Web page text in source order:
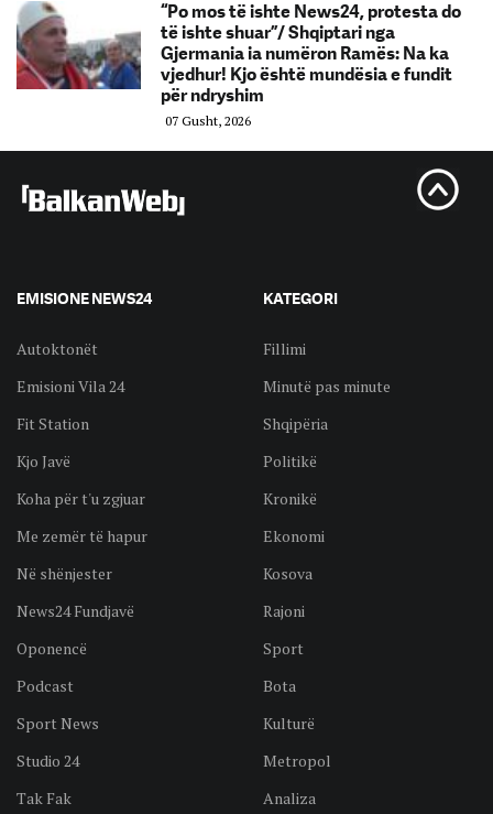
“Po mos të ishte News24, protesta do
të ishte shuar”/ Shqiptari nga
Gjermania ia numëron Ramës: Na ka
vjedhur! Kjo është mundësia e fundit
për ndryshim
07 Gusht, 2026
EMISIONE NEWS24
Autoktonët
Emisioni Vila 24
Fit Station
Kjo Javë
Koha për t'u zgjuar
Me zemër të hapur
Në shënjester
News24 Fundjavë
Oponencë
Podcast
Sport News
Studio 24
Tak Fak
KATEGORI
Fillimi
Minutë pas minute
Shqipëria
Politikë
Kronikë
Ekonomi
Kosova
Rajoni
Sport
Bota
Kulturë
Metropol
Analiza